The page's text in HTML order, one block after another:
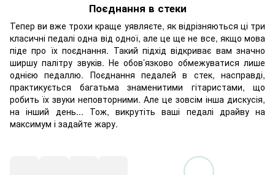
Поєднання в стеки
Тепер ви вже трохи краще уявляєте, як відрізняються ці три
класичні педалі одна від одної, але це ще не все, якщо мова
піде про їх поєднання. Такий підхід відкриває вам значно
ширшу палітру звуків. Не обов’язково обмежуватися лише
однією педаллю. Поєднання педалей в стек, насправді,
практикується багатьма знаменитими гітаристами, що
робить їх звуки неповторними. Але це зовсім інша дискусія,
на інший день... Тож, викрутіть ваші педалі драйву на
максимум і задайте жару.